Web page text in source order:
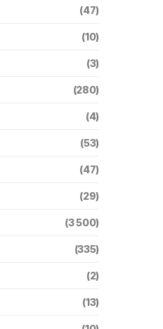
(47)
(10)
(3)
(280)
(4)
(53)
(47)
(29)
(3 500)
(335)
(2)
(13)